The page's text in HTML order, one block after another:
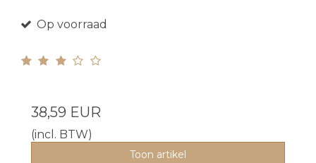
Op voorraad
38,59 EUR
(incl. BTW)
Toon artikel